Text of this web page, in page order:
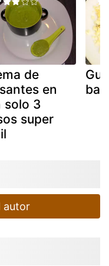
de
en
solo 3
super
autor